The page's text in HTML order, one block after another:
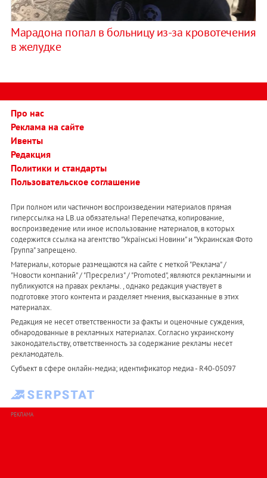
Марадона попал в больницу из-за кровотечения
в желудке
Про нас
Реклама на сайте
Ивенты
Редакция
Политики и стандарты
Пользовательское соглашение
При полном или частичном воспроизведении материалов прямая
гиперссылка на LB.ua обязательна! Перепечатка, копирование,
воспроизведение или иное использование материалов, в которых
содержится ссылка на агентство "Українськi Новини" и "Украинская Фото
Группа" запрещено.
Материалы, которые размещаются на сайте с меткой "Реклама" /
"Новости компаний" / "Пресрелиз" / "Promoted", являются рекламными и
публикуются на правах рекламы. , однако редакция участвует в
подготовке этого контента и разделяет мнения, высказанные в этих
материалах.
Редакция не несет ответственности за факты и оценочные суждения,
обнародованные в рекламных материалах. Согласно украинскому
законодательству, ответственность за содержание рекламы несет
рекламодатель.
Субъект в сфере онлайн-медиа; идентификатор медиа - R40-05097
РЕКЛАМА